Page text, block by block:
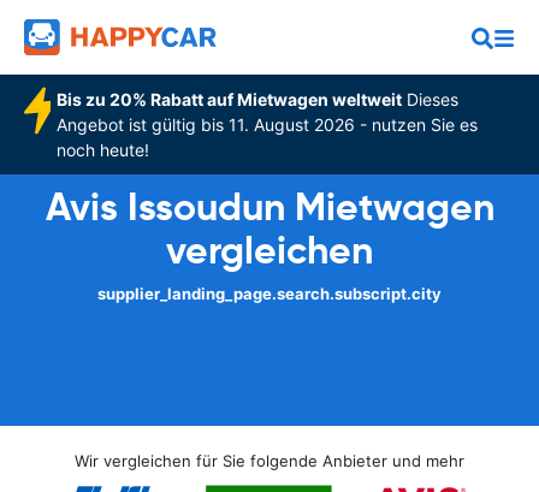
Bis zu 20% Rabatt auf Mietwagen weltweitDieses
Angebot ist gültig bis 11. August 2026 - nutzen Sie es
noch heute!
Avis Issoudun Mietwagen
vergleichen
supplier_landing_page.search.subscript.city
Wir vergleichen für Sie folgende Anbieter und mehr